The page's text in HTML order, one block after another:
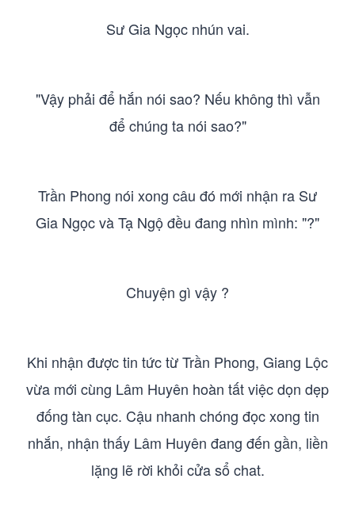
Sư Gia Ngọc nhún vai.
"Vậy phải để hắn nói sao? Nếu không thì vẫn
để chúng ta nói sao?"
Trần Phong nói xong câu đó mới nhận ra Sư
Gia Ngọc và Tạ Ngộ đều đang nhìn mình: "?"
Chuyện gì vậy ?
Khi nhận được tin tức từ Trần Phong, Giang Lộc
vừa mới cùng Lâm Huyên hoàn tất việc dọn dẹp
đống tàn cục. Cậu nhanh chóng đọc xong tin
nhắn, nhận thấy Lâm Huyên đang đến gần, liền
lặng lẽ rời khỏi cửa sổ chat.